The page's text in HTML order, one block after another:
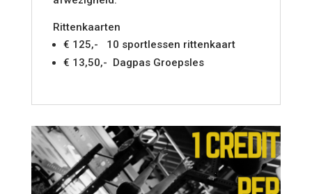
Rittenkaarten
€ 125,- 10 sportlessen rittenkaart
€ 13,50,- Dagpas Groepsles